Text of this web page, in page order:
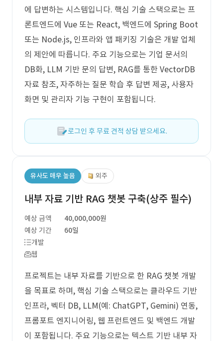
에 답변하는 시스템입니다. 핵심 기술 스택으로는 프
론트엔드에 Vue 또는 React, 백엔드에 Spring Boot
또는 Node.js, 인프라와 앱 패키징 기술은 개발 업체
의 제안에 따릅니다. 주요 기능으로는 기업 문서의
DB화, LLM 기반 문의 답변, RAG를 통한 VectorDB
자료 참조, 자주하는 질문 학습 후 답변 제공, 사용자
화면 및 관리자 기능 구현이 포함됩니다.
로그인 후 무료 견적 상담 받으세요.
유사도 매우 높음 외주
내부 자료 기반 RAG 챗봇 구축(상주 필수)
예상 금액
40,000,000원
예상 기간
60일
개발
웹
프로젝트는 내부 자료를 기반으로 한 RAG 챗봇 개발
을 목표로 하며, 핵심 기술 스택으로는 클라우드 기반
인프라, 벡터 DB, LLM(예: ChatGPT, Gemini) 연동,
프롬포트 엔지니어링, 웹 프런트엔드 및 백엔드 개발
이 포함됩니다. 주요 기능으로는 텍스트 기반 내부 자